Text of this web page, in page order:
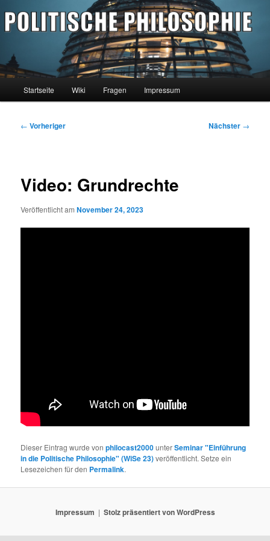
primären
Inhalt
philocast
Startseite Wiki Fragen Impressum
Beitragsnavigation
← Vorheriger Nächster →
Video: Grundrechte
Veröffentlicht amNovember 24, 2023
Dieser Eintrag wurde vonphilocast2000unterSeminar "Einführung
in die Politische Philosophie" (WiSe 23)veröffentlicht. Setze ein
Lesezeichen für den Permalink.
Impressum Stolz präsentiert von WordPress